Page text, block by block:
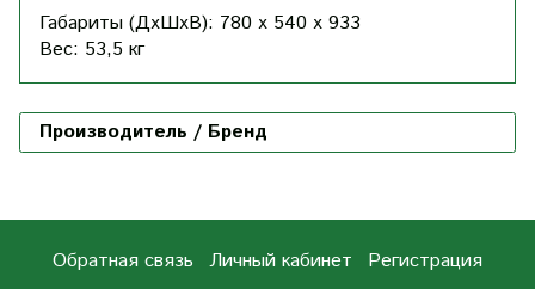
Габариты (ДхШхВ): 780 х 540 x 933
Вес: 53,5 кг
Производитель / Бренд
Обратная связь Личный кабинет
Регистрация